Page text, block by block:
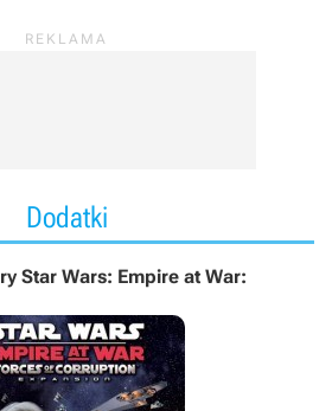
Dodatki
Star Wars: Empire at War: